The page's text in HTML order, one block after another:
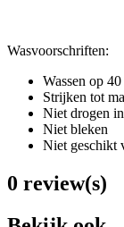
Wasvoorschriften:
Wassen op
Strijken tot
Niet drogen
Niet bleken
Niet geschikt
0 review(s)